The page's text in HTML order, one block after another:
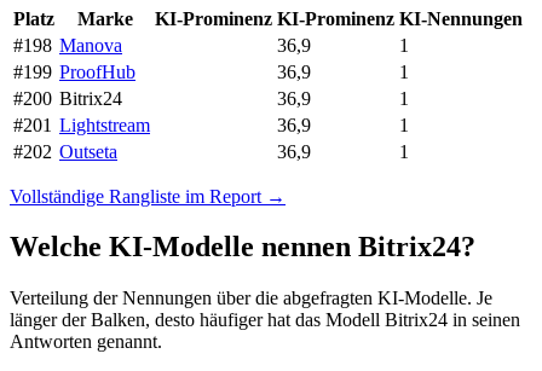
Platz Marke KI-Prominenz KI-Prominenz KI-Nennungen
#198 Manova 36,9
1
#199 ProofHub 36,9
1
#200 Bitrix24 36,9
1
#201 Lightstream 36,9
1
#202 Outseta 36,9 1
Vollständige Rangliste im Report →
Welche KI-Modelle nennen Bitrix24?
Verteilung der Nennungen über die abgefragten KI-Modelle. Je
länger der Balken, desto häufiger hat das Modell Bitrix24 in seinen
Antworten genannt.